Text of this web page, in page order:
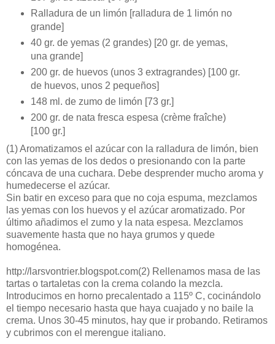
Ralladura de un limón [ralladura de 1 limón no
grande]
40 gr. de yemas (2 grandes) [20 gr. de yemas,
una grande]
200 gr. de huevos (unos 3 extragrandes) [100 gr.
de huevos, unos 2 pequeños]
148 ml. de zumo de limón [73 gr.]
200 gr. de nata fresca espesa (crème fraîche)
[100 gr.]
(1)Aromatizamos el azúcar con la ralladura de limón, bien
con las yemas de los dedos o presionando con la parte
cóncava de una cuchara. Debe desprender mucho aroma y
humedecerse el azúcar.
Sin batir en exceso para que no coja espuma, mezclamos
las yemas con los huevos y el azúcar aromatizado. Por
último añadimos el zumo y la nata espesa. Mezclamos
suavemente hasta que no haya grumos y quede
homogénea.
http://larsvontrier.blogspot.com(2) Rellenamos masa de las
tartas o tartaletas con la crema colando la mezcla.
Introducimos en horno precalentado a 115º C, cocinándolo
el tiempo necesario hasta que haya cuajado y no baile la
crema. Unos 30-45 minutos, hay que ir probando. Retiramos
y cubrimos con el merengue italiano.